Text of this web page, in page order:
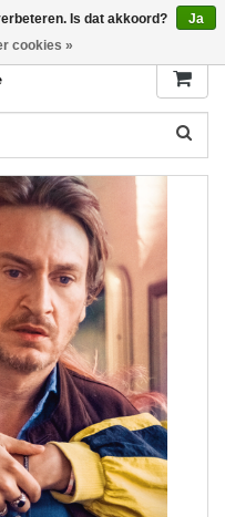
Is dat akkoord?
Ja
cookies »